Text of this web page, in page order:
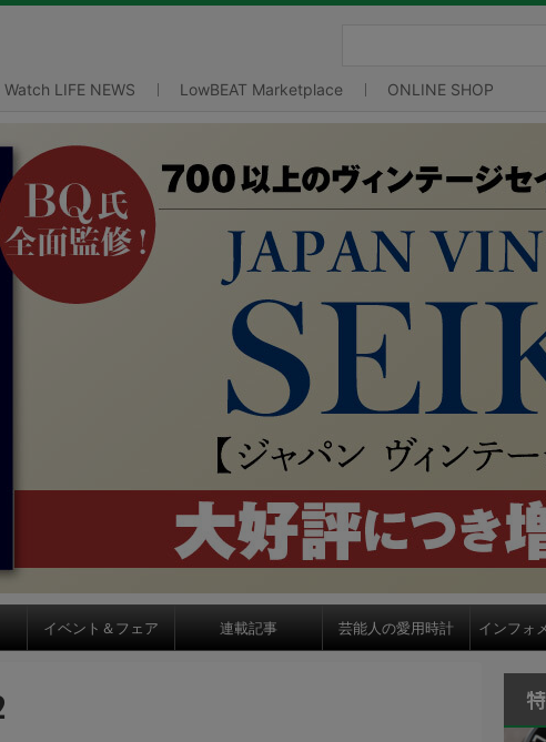
Watch LIFE NEWS LowBEAT Marketplace ONLINE SHOP
イベント＆フェア 連載記事 芸能人の愛用時計 インフォ